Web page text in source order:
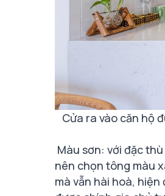
Cửa ra vào căn hộ
Màu sơn: với đặc
nên chọn tông màu
mà vẫn hài hoà,